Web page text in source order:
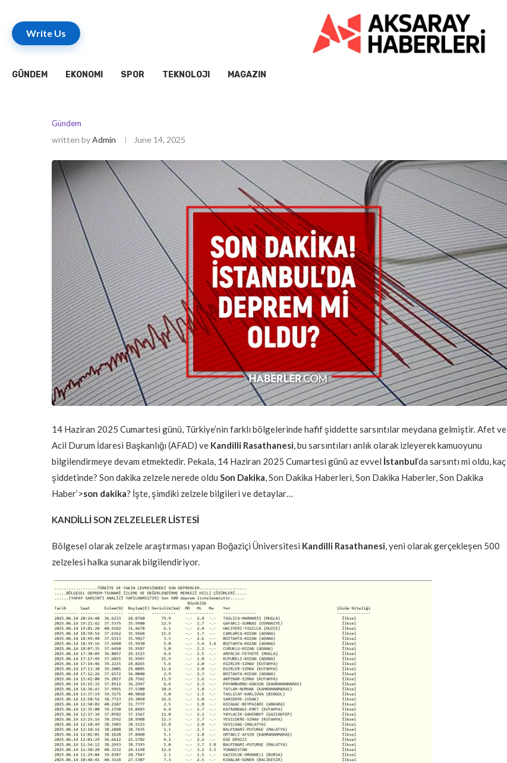
Write Us
GÜNDEM EKONOMI SPOR TEKNOLOJI MAGAZIN
Gündem
written byAdmin June 14, 2025
14 Haziran 2025 Cumartesi günü, Türkiye’nin farklı bölgelerinde hafif şiddette sarsıntılar meydana gelmiştir. Afet ve
Acil Durum İdaresi Başkanlığı (AFAD) ve Kandilli Rasathanesi, bu sarsıntıları anlık olarak izleyerek kamuoyunu
bilgilendirmeye devam etmektedir. Pekala, 14 Haziran 2025 Cumartesi günü az evvel İstanbul‘da sarsıntı mi oldu, kaç
şiddetinde? Son dakika zelzele nerede oldu Son Dakika, Son Dakika Haberleri, Son Dakika Haberler, Son Dakika
Haber’>son dakika? İşte, şimdiki zelzele bilgileri ve detaylar…
KANDİLLİ SON ZELZELELER LİSTESİ
Bölgesel olarak zelzele araştırması yapan Boğaziçi Üniversitesi Kandilli Rasathanesi, yeni olarak gerçekleşen 500
zelzelesi halka sunarak bilgilendiriyor.